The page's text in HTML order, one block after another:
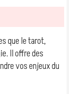
que le tarot,
Il offre des
vos enjeux du